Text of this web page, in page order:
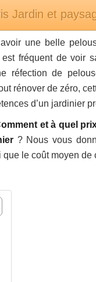
Jardin et
une belle
fréquent de voir
réfection de
rénover de zéro,
d’un jardinier
et à quel
? Nous vous
le coût moyen de